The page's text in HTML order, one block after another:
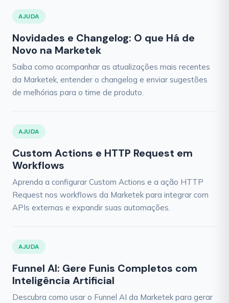
AJUDA
Novidades e Changelog: O que Há de
Novo na Marketek
Saiba como acompanhar as atualizações mais recentes
da Marketek, entender o changelog e enviar sugestões
de melhórias para o time de produto.
AJUDA
Custom Actions e HTTP Request em
Workflows
Aprenda a configurar Custom Actions e a ação HTTP
Request nos workflows da Marketek para integrar com
APIs externas e expandir suas automações.
AJUDA
Funnel AI: Gere Funis Completos com
Inteligência Artificial
Descubra como usar o Funnel AI da Marketek para gerar